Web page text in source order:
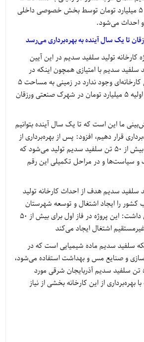
هزار مترمربع و با اعتبار ۵ میلیارد تومان توسط بخش خصوصی داخلی
احداث می‌شود.
تا یک سال آینده به بهره‌برداری می‌رسد
کارخانه تولید سلفید سدیم در این آیین
سلفید سدیم با امتیازی همچون اینکه در
شمال غرب کشور چنین کارخانه‌ای وجود ندارد در زمینی به مساحت ۵
هزار مترمربع و با اعتبار اولیه ۵ میلیارد تومان در شهرک صنعتی ورزقان
ما این است که تا یک سال آینده بتوانیم
قرار دهیم، افزود: پس از بهره‌برداری از
این پروژه حدوداً سالانه بیش از 50 تن سلفید سدیم تولید می‌شود که
و سیاست‌ها و در مراحل تکمیلی این رقم
سلفید سدیم هدف از احداث کارخانه تولید
را ایجاد اشتغال و توسعه شهرستان
ورزقان عنوان کرد و بیان داشت: این پروژه در فاز اول برای بیش از ۵۰
اشتغال ایجاد می‌کند
سلفید سدیم ماده شیمیایی است که در
و صنایع مس و بهداشت استفاده می‌شود،
گفت: روزانه میانگین 50 تن سلفید سدیم آذربایجان شرقی مورد
بهره‌برداری از این کارخانه بخشی از نیاز